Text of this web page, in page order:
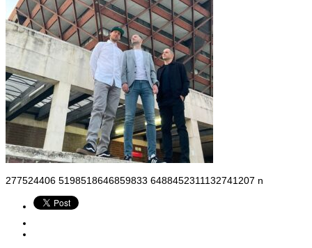
277524406 5198518646859833 6488452311132741207 n